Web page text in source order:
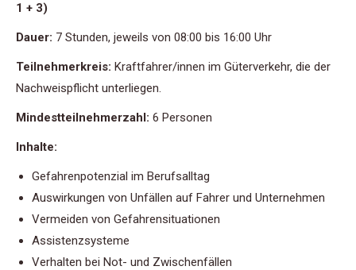
1 + 3)
Dauer: 7 Stunden, jeweils von 08:00 bis 16:00 Uhr
Teilnehmerkreis: Kraftfahrer/innen im Güterverkehr, die der
Nachweispflicht unterliegen.
Mindestteilnehmerzahl: 6 Personen
Inhalte:
Gefahrenpotenzial im Berufsalltag
Auswirkungen von Unfällen auf Fahrer und Unternehmen
Vermeiden von Gefahrensituationen
Assistenzsysteme
Verhalten bei Not- und Zwischenfällen